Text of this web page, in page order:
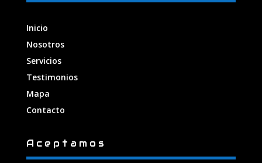
Inicio
Nosotros
Servicios
Testimonios
Mapa
Contacto
Aceptamos